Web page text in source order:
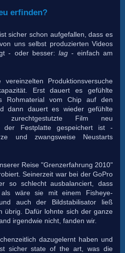
erfinden?
sicher schon aufgefallen, dass es
uns selbst produzierten Videos
- oder besser: lag- einfach am
Produktionsversuche
Erst dauert es gefühlte
Rohmaterial vom Chip auf den
dann dauert es wieder gefühlte
Film neu
der Festplatte gespeichert ist -
und zwangsweise Neustarts
Reise "Grenzerfahrung 2010"
Seinerzeit war bei der GoPro
so schlecht ausbalanciert, dass
wäre sie mit einem Fisheye-
auch der Bildstabilisator ließ
übrig. Dafür lohnte sich der ganze
irgendwie nicht, fanden wir.
dazugelernt haben und
sicher state of the art, was die